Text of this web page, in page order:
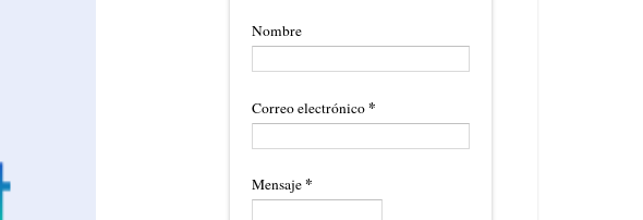
Nombre
Correo electrónico*
Mensaje*